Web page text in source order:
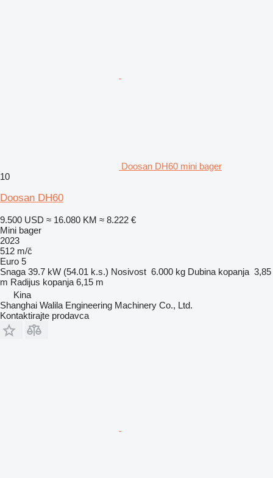
Doosan DH60 mini bager
10
Doosan DH60
9.500 USD ≈ 16.080 KM ≈ 8.222 €
Mini bager
2023
512 m/č
Euro 5
Snaga 39.7 kW (54.01 k.s.) Nosivost 6.000 kg Dubina kopanja 3,85
m Radijus kopanja 6,15 m
Kina
Shanghai Walila Engineering Machinery Co., Ltd.
Kontaktirajte prodavca